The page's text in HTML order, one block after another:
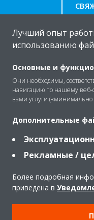
O Daikin
Решения
Помощь
Продукты
Лучший опыт
использованию
Основные и
Они необходимы,
навигацию по нашему веб-
вами услуги
Дополнительные
Рекламные /
Более подробная
приведена в